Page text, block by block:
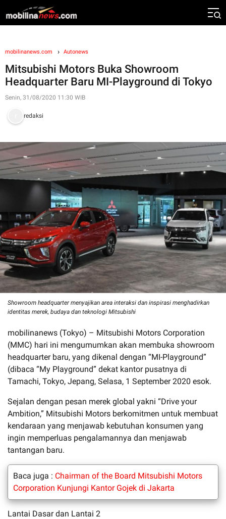
mobilinanews.com Autonews
Mitsubishi Motors Buka Showroom
Headquarter Baru MI-Playground di Tokyo
Senin, 31/08/2020 11:30 WIB
redaksi
Showroom headquarter menyajikan area interaksi dan inspirasi menghadirkan
identitas merek, budaya dan teknologi Mitsubishi
mobilinanews (Tokyo) – Mitsubishi Motors Corporation
(MMC) hari ini mengumumkan akan membuka showroom
headquarter baru, yang dikenal dengan “MI-Playground”
(dibaca “My Playground” dekat kantor pusatnya di
Tamachi, Tokyo, Jepang, Selasa, 1 September 2020 esok.
Sejalan dengan pesan merek global yakni “Drive your
Ambition,” Mitsubishi Motors berkomitmen untuk membuat
kendaraan yang menjawab kebutuhan konsumen yang
ingin memperluas pengalamannya dan menjawab
tantangan baru.
Baca juga : Chairman of the Board Mitsubishi Motors
Corporation Kunjungi Kantor Gojek di Jakarta
Lantai Dasar dan Lantai 2